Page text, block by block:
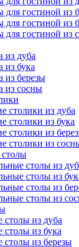
для гостиной из
для гостиной из
для гостиной из
из дуба
из бука
из березы
из сосны
столики из дуба
столики из бука
столики из
столики из
столы из
столы из
столы из
столы из
столы из дуба
столы из бука
столы из березы